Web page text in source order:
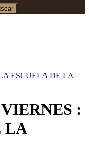
ESCUELA DE LA
:
LA